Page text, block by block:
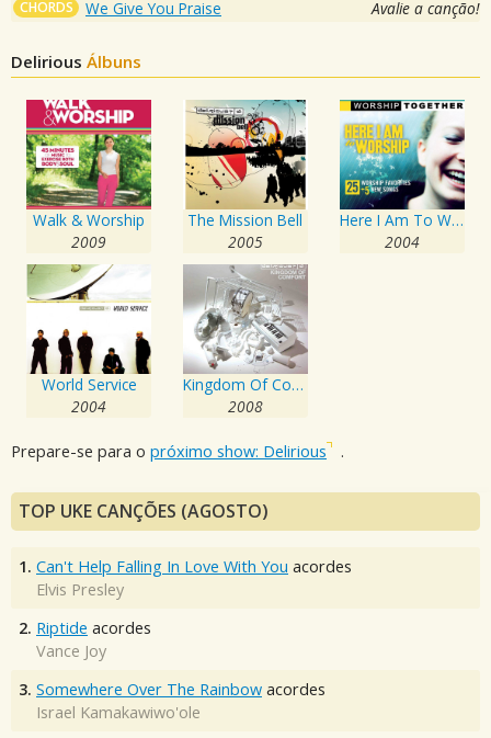
CHORDS We Give You Praise Avalie a canção!
Delirious Álbuns
Walk & Worship
2009
The Mission Bell
2005
Here I Am To Worship - Vol. 1
2004
World Service
2004
Kingdom Of Comfort
2008
Prepare-se para o próximo show: Delirious .
TOP UKE CANÇÕES (AGOSTO)
1. Can't Help Falling In Love With You acordes
Elvis Presley
2. Riptide acordes
Vance Joy
3. Somewhere Over The Rainbow acordes
Israel Kamakawiwo'ole